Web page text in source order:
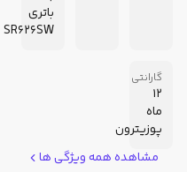
باتری
SR626SW
گارانتی
12
ماه
پوزیترون
مشاهده همه ویژگی ها